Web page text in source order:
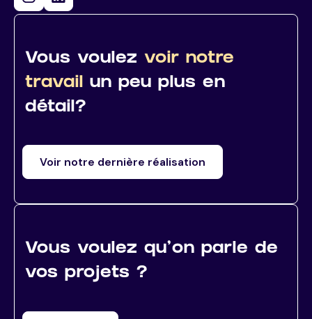
Vous voulezvoir notre
travail un peu plus en
détail?
Voir notre dernière réalisation
Vous voulez qu’on parle de
vos projets ?